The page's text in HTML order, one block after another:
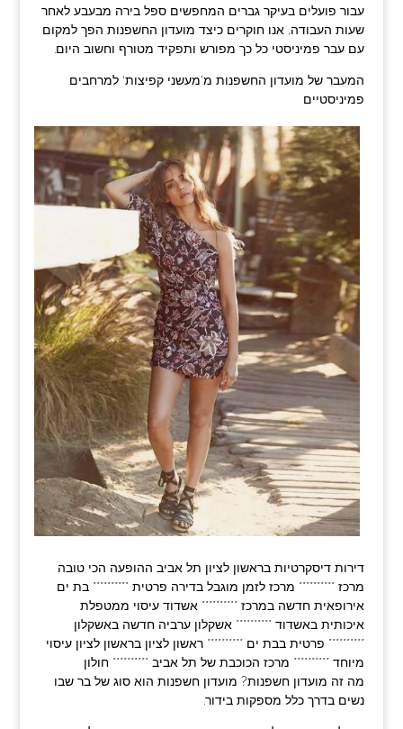
עבור פועלים בעיקר גברים המחפשים ספל בירה מבעבע לאחר
שעות העבודה, אנו חוקרים כיצד מועדון החשפנות הפך למקום
עם עבר פמיניסטי כל כך מפורש ותפקיד מטורף וחשוב היום.
המעבר של מועדון החשפנות מ’מעשני קפיצות‘ למרחבים
פמיניסטיים
דירות דיסקרטיות בראשון לציון תל אביב ההופעה הכי טובה
מרכז ********** מרכז לזמן מוגבל בדירה פרטית ********** בת ים
אירופאית חדשה במרכז ********** אשדוד עיסוי ממטפלת
איכותית באשדוד ********** אשקלון ערביה חדשה באשקלון
********** פרטית בבת ים ********** ראשון לציון בראשון לציון עיסוי
מיוחד ********** מרכז הכוכבת של תל אביב ********** חולון
מה זה מועדון חשפנות? מועדון חשפנות הוא סוג של בר שבו
נשים בדרך כלל מספקות בידור.